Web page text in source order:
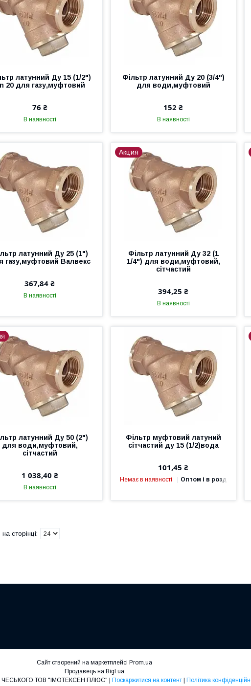
латунний Ду 15 (1/2")
20 для газу,муфтовий
76 ₴
В наявності
Фільтр латунний Ду 20 (3/4")
для води,муфтовий
152 ₴
В наявності
латунний Ду 25 (1")
газу,муфтовий Валвекс
367,84 ₴
В наявності
Акция
Фільтр латунний Ду 32 (1
1/4") для води,муфтовий,
сітчастий
394,25 ₴
В наявності
латунний Ду 50 (2")
для води,муфтовий,
сітчастий
1 038,40 ₴
В наявності
Фільтр муфтовий латуний
сітчастий ду 15 (1/2)вода
101,45 ₴
Немає в наявності Оптом і в роздріб
Сайт створений на маркетплейсі Prom.ua
Продавець на Bigl.ua
Поскаржитися на контент Політика